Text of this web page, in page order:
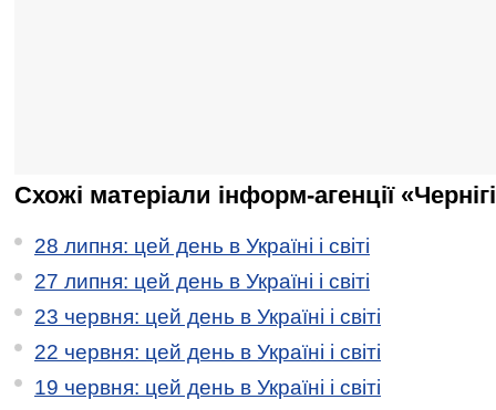
Схожі матеріали інформ-агенції
28 липня: цей день в Україні і світі
27 липня: цей день в Україні і світі
23 червня: цей день в Україні і світі
22 червня: цей день в Україні і світі
19 червня: цей день в Україні і світі